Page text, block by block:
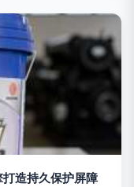
造持久保护屏障